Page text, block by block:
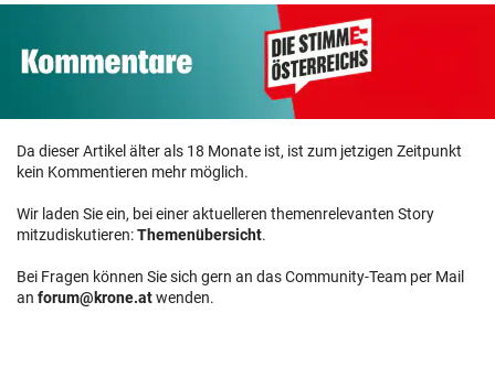
Da dieser Artikel älter als 18 Monate ist, ist zum jetzigen Zeitpunkt
kein Kommentieren mehr möglich.
Wir laden Sie ein, bei einer aktuelleren themenrelevanten Story
mitzudiskutieren:Themenübersicht.
Bei Fragen können Sie sich gern an das Community-Team per Mail
an forum@krone.atwenden.